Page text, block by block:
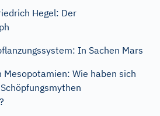
Hegel: Der
In Sachen Mars
Mesopotamien: Wie haben sich